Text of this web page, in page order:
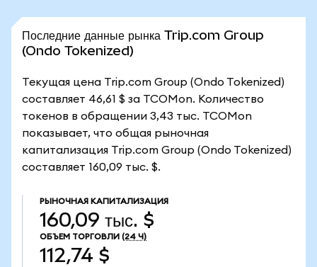
Последние данные рынка Trip.com Group
(Ondo Tokenized)
Текущая цена Trip.com Group (Ondo Tokenized)
составляет 46,61 $ за TCOMon. Количество
токенов в обращении 3,43 тыс. TCOMon
показывает, что общая рыночная
капитализация Trip.com Group (Ondo Tokenized)
составляет 160,09 тыс. $.
РЫНОЧНАЯ КАПИТАЛИЗАЦИЯ
160,09 тыс. $
ОБЪЕМ ТОРГОВЛИ (24 Ч)
112,74 $